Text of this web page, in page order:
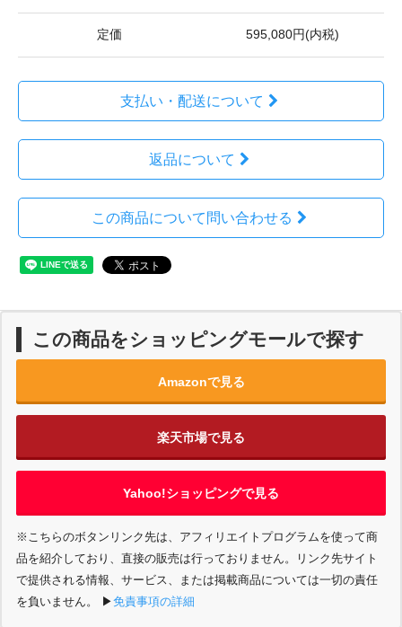
定価 595,080円(内税)
支払い・配送について
返品について
この商品について問い合わせる
この商品をショッピングモールで探す
Amazonで見る
楽天市場で見る
Yahoo!ショッピングで見る
※こちらのボタンリンク先は、アフィリエイトプログラムを使って商
品を紹介しており、直接の販売は行っておりません。リンク先サイト
で提供される情報、サービス、または掲載商品については一切の責任
を負いません。
▶︎免責事項の詳細